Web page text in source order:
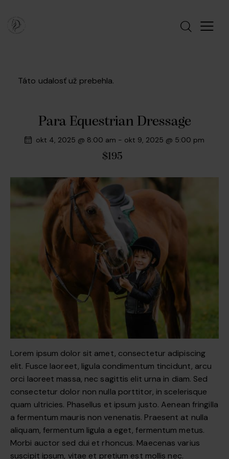
Táto udalosť už prebehla.
Para Equestrian Dressage
okt 4, 2025 @ 8:00 am - okt 9, 2025 @ 5:00 pm
$195
Lorem ipsum dolor sit amet, consectetur adipiscing
elit. Fusce laoreet, ligula condimentum tincidunt, arcu
orci laoreet massa, nec sagittis elit urna in diam. Sed
consectetur dolor non nulla porttitor, in scelerisque
quam ultricies. Phasellus et ipsum justo. Aenean fringilla
a fermentum mauris non venenatis. Praesent at nulla
aliquam, fermentum ligula a eget, fermentum metus.
Morbi auctor sed dui et rhoncus. Maecenas varius
suscipit ipsum, vitae et pretium est mollis nec.